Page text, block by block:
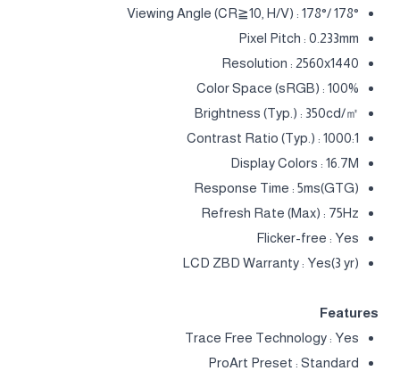
Viewing Angle (CR≧10, H/V) : 178°/ 178°
Pixel Pitch : 0.233mm
Resolution : 2560x1440
Color Space (sRGB) : 100%
Brightness (Typ.) : 350cd/㎡
Contrast Ratio (Typ.) : 1000:1
Display Colors : 16.7M
Response Time : 5ms(GTG)
Refresh Rate (Max) : 75Hz
Flicker-free : Yes
LCD ZBD Warranty : Yes(3 yr)
Features
Trace Free Technology : Yes
ProArt Preset : Standard